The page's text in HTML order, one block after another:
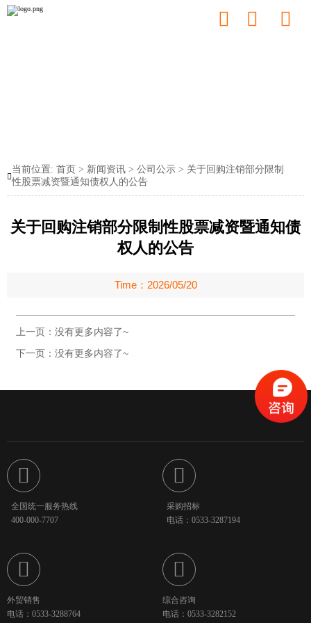
  

当前位置: 首页 > 新闻资讯 > 公司公示 > 关于回购注销部分限制
性股票减资暨通知债权人的公告
关于回购注销部分限制性股票减资暨通知债
权人的公告
Time：2026/05/20
上一页：没有更多内容了~
下一页：没有更多内容了~

全国统一服务热线
400-000-7707

采购招标
电话：0533-3287194

外贸销售
电话：0533-3288764

综合咨询
电话：0533-3282152